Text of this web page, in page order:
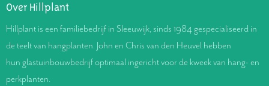
Over Hillplant
Hillplant is een familiebedrijf in Sleeuwijk, sinds 1984 gespecialiseerd in
de teelt van hangplanten. John en Chris van den Heuvel hebben
hun glastuinbouwbedrijf optimaal ingericht voor de kweek van hang- en
perkplanten.